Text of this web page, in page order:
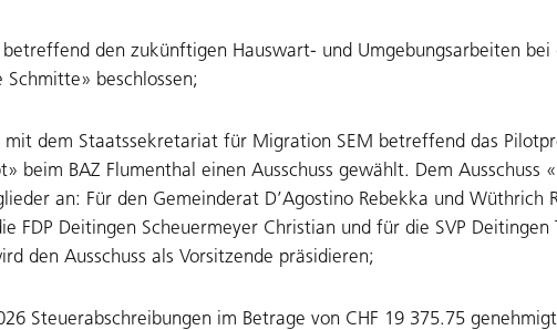
den zukünftigen Hauswart- und Umgebungsarbeiten bei
beschlossen;
mit dem Staatssekretariat für Migration SEM betreffend das
beim BAZ Flumenthal einen Ausschuss gewählt. Dem Ausschuss
an: Für den Gemeinderat D’Agostino Rebekka und Wüthrich
FDP Deitingen Scheuermeyer Christian und für die SVP Deitingen
den Ausschuss als Vorsitzende präsidieren;
Steuerabschreibungen im Betrage von CHF 19 375.75